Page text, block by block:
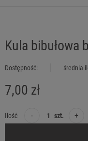
Kula bibułowa
Dostępność: średnia
7,00 zł
Ilość - szt. +